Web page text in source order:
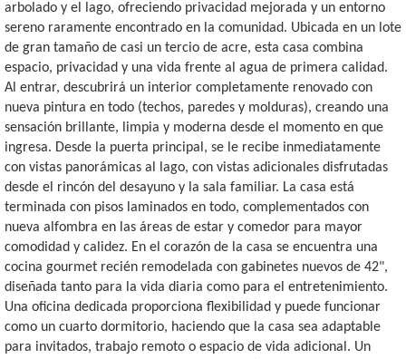
arbolado y el lago, ofreciendo privacidad mejorada y un entorno
sereno raramente encontrado en la comunidad. Ubicada en un lote
de gran tamaño de casi un tercio de acre, esta casa combina
espacio, privacidad y una vida frente al agua de primera calidad.
Al entrar, descubrirá un interior completamente renovado con
nueva pintura en todo (techos, paredes y molduras), creando una
sensación brillante, limpia y moderna desde el momento en que
ingresa. Desde la puerta principal, se le recibe inmediatamente
con vistas panorámicas al lago, con vistas adicionales disfrutadas
desde el rincón del desayuno y la sala familiar. La casa está
terminada con pisos laminados en todo, complementados con
nueva alfombra en las áreas de estar y comedor para mayor
comodidad y calidez. En el corazón de la casa se encuentra una
cocina gourmet recién remodelada con gabinetes nuevos de 42",
diseñada tanto para la vida diaria como para el entretenimiento.
Una oficina dedicada proporciona flexibilidad y puede funcionar
como un cuarto dormitorio, haciendo que la casa sea adaptable
para invitados, trabajo remoto o espacio de vida adicional. Un